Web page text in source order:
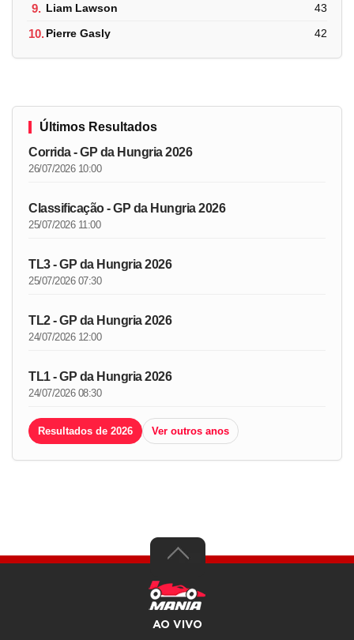
9. Liam Lawson 43
10.Pierre Gasly 42
Últimos Resultados
Corrida - GP da Hungria 2026
26/07/2026 10:00
Classificação - GP da Hungria 2026
25/07/2026 11:00
TL3 - GP da Hungria 2026
25/07/2026 07:30
TL2 - GP da Hungria 2026
24/07/2026 12:00
TL1 - GP da Hungria 2026
24/07/2026 08:30
Resultados de 2026 Ver outros anos
AO VIVO